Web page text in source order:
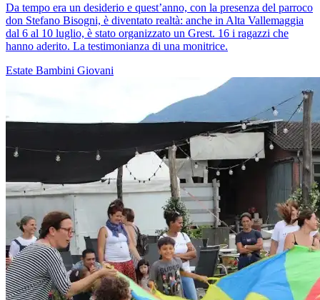
Da tempo era un desiderio e quest’anno, con la presenza del parroco
don Stefano Bisogni, è diventato realtà: anche in Alta Vallemaggia
dal 6 al 10 luglio, è stato organizzato un Grest. 16 i ragazzi che
hanno aderito. La testimonianza di una monitrice.
Estate Bambini Giovani